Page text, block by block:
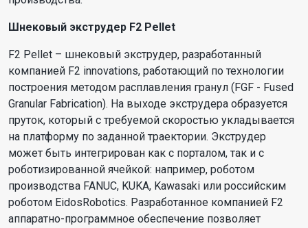
Шнековый экструдер F2 Pellet
F2 Pellet – шнековый экструдер, разработанный
компанией F2 innovations, работающий по технологии
построения методом расплавления гранул (FGF - Fused
Granular Fabrication). На выходе экструдера образуется
пруток, который с требуемой скоростью укладывается
на платформу по заданной траектории. Экструдер
может быть интегрирован как с порталом, так и с
роботизированной ячейкой: например, роботом
производства FANUC, KUKA, Kawasaki или российским
роботом EidosRobotics. Разработанное компанией F2
аппаратно-программное обеспечение позволяет